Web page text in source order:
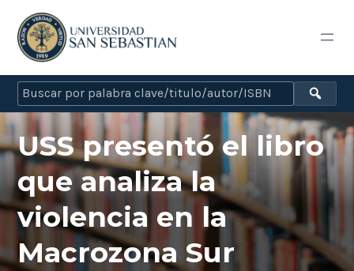
USS presentó el libro
que analiza la
violencia en la
Macrozona Sur